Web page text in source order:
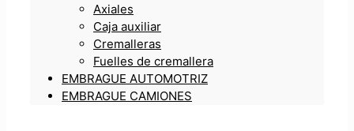
Axiales
Caja auxiliar
Cremalleras
Fuelles de cremallera
EMBRAGUE AUTOMOTRIZ
EMBRAGUE CAMIONES